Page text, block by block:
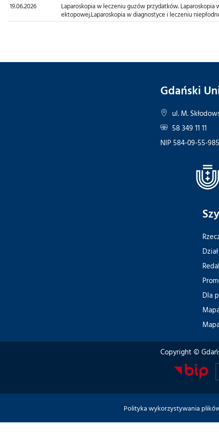
19.06.2026
Laparoskopia w leczeniu guzów przydatków.
ektopowej.Laparoskopia w diagnostyce i leczeniu
Gdański
ul. M.
58 349 11 11
NIP 584-09-55-985
Dla
Copyright ©
Polityka wykorzystywania